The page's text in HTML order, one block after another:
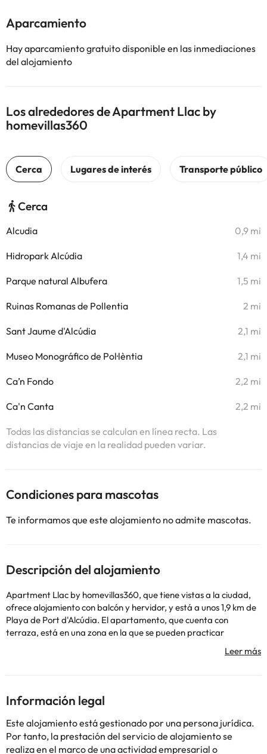
Aparcamiento
Hay aparcamiento gratuito disponible en las inmediaciones
del alojamiento
Los alrededores de Apartment Llac by
homevillas360
Cerca
Alcudia 0,9 mi
Hidropark Alcúdia 1,4 mi
Parque natural Albufera 1,5 mi
Ruinas Romanas de Pollentia 2 mi
Sant Jaume d'Alcúdia 2,1 mi
Museo Monográfico de Pol·lèntia 2,1 mi
Ca’n Fondo 2,2 mi
Ca'n Canta 2,2 mi
Todas las distancias se calculan en línea recta. Las
distancias de viaje en la realidad pueden variar.
Condiciones para mascotas
Te informamos que este alojamiento no admite mascotas.
Descripción del alojamiento
Apartment Llac by homevillas360, que tiene vistas a la ciudad,
ofrece alojamiento con balcón y hervidor, y está a unos 1,9 km de
Playa de Port d'Alcúdia. El apartamento, que cuenta con
terraza, está en una zona en la que se pueden practicar
apartamento con aire acondicionado consta de 2 dormitorios,
en el apartamento. En la recepción 24 horas, el personal habla
catalán, alemán, inglés y español. El apartamento ofrece servicio
de alquiler de bicicletas. Parque Natural de la Albufera de
Mallorca está a 2,4 km del alojamiento, y Centro histórico de
Alcúdia está a 4,3 km. El aeropuerto (Aeropuerto de Palma de
Información legal
Este alojamiento está gestionado por una persona jurídica.
Por tanto, la prestación del servicio de alojamiento se
realiza en el marco de una actividad empresarial o